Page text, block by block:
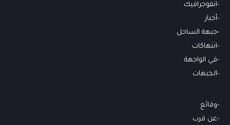
انفوجرافيك
أخبار
جبهة الساحل
انتهاكات
في الواجهة
الجبهات
وقائع
عن قرب